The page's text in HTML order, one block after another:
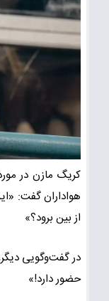
کریگ مازن در
هواداران گفت:
از بین برود؟»
در گفت‌وگویی
حضور دارد!»